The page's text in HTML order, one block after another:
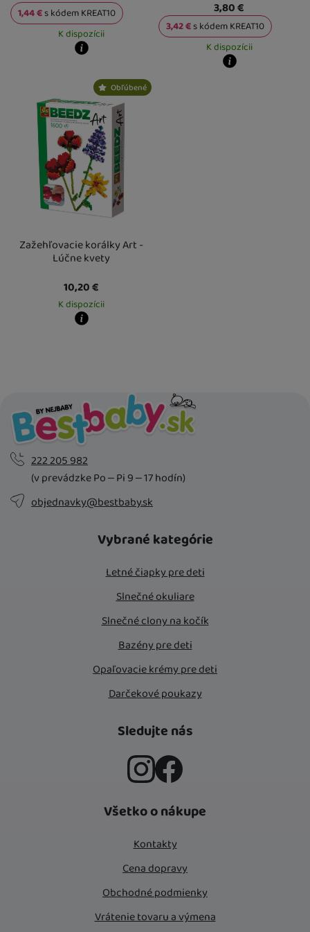
1,44€s kódemKREAT10
K dispozícii
Osobný odber vo výdajnom mieste
3,80€
3,42€s kódemKREAT10
K dispozícii
Obľúbené
Zažehľovacie korálky Art -
Lúčne kvety
10,20€
K dispozícii
222 205 982
(v prevádzke Po – Pi 9 – 17 hodín)
objednavky@bestbaby.sk
Vybrané kategórie
Letné čiapky pre deti
Slnečné okuliare
Slnečné clony na kočík
Bazény pre deti
Opaľovacie krémy pre deti
Darčekové poukazy
Sledujte nás
Všetko o nákupe
Kontakty
Cena dopravy
Obchodné podmienky
Vrátenie tovaru a výmena